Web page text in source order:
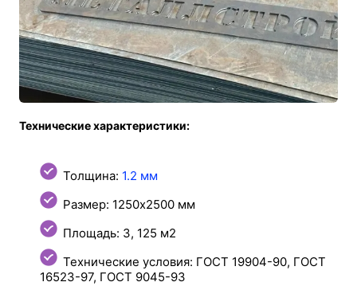
Технические характеристики:
Толщина: 1.2 мм
Размер: 1250х2500 мм
Площадь: 3, 125 м2
Технические условия: ГОСТ 19904-90, ГОСТ
16523-97, ГОСТ 9045-93